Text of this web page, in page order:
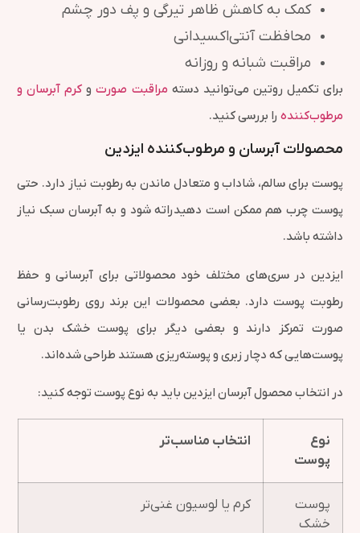
کمک به کاهش ظاهر تیرگی و پف دور چشم
محافظت آنتی‌اکسیدانی
مراقبت شبانه و روزانه
برای تکمیل روتین می‌توانید دسته مراقبت صورتو کرم آبرسان و
مرطوب‌کننده را بررسی کنید.
محصولات آبرسان و مرطوب‌کننده ایزدین
پوست برای سالم، شاداب و متعادل ماندن به رطوبت نیاز دارد. حتی
پوست چرب هم ممکن است دهیدراته شود و به آبرسان سبک نیاز
داشته باشد.
ایزدین در سری‌های مختلف خود محصولاتی برای آبرسانی و حفظ
رطوبت پوست دارد. بعضی محصولات این برند روی رطوبت‌رسانی
صورت تمرکز دارند و بعضی دیگر برای پوست خشک بدن یا
پوست‌هایی که دچار زبری و پوسته‌ریزی هستند طراحی شده‌اند.
در انتخاب محصول آبرسان ایزدین باید به نوع پوست توجه کنید:
نوع
پوست
انتخاب مناسب‌تر
پوست
خشک
کرم یا لوسیون غنی‌تر